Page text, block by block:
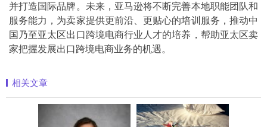
并打造国际品牌。未来，亚马逊将不断完善本地职能团队和
服务能力，为卖家提供更前沿、更贴心的培训服务，推动中
国乃至亚太区出口跨境电商行业人才的培养，帮助亚太区卖
家把握发展出口跨境电商业务的机遇。
相关文章